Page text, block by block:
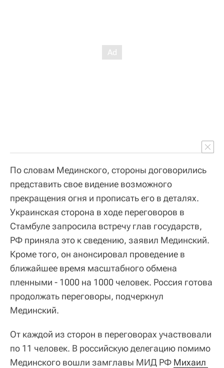
По словам Мединского, стороны договорились
представить свое видение возможного
прекращения огня и прописать его в деталях.
Украинская сторона в ходе переговоров в
Стамбуле запросила встречу глав государств,
РФ приняла это к сведению, заявил Мединский.
Кроме того, он анонсировал проведение в
ближайшее время масштабного обмена
пленными - 1000 на 1000 человек. Россия готова
продолжать переговоры, подчеркнул
Мединский.
От каждой из сторон в переговорах участвовали
по 11 человек. В российскую делегацию помимо
Мединского вошли замглавы МИД РФ Михаил